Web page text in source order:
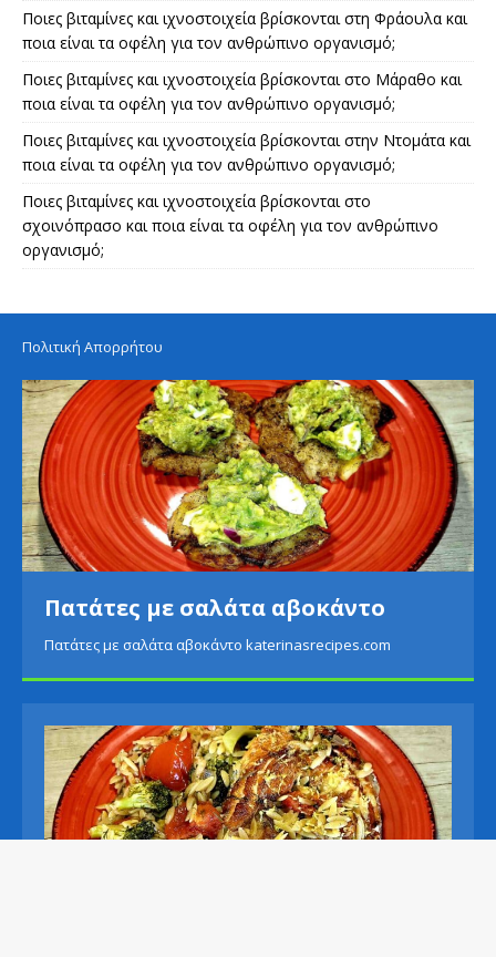
Ποιες βιταμίνες και ιχνοστοιχεία βρίσκονται στη Φράουλα και
ποια είναι τα οφέλη για τον ανθρώπινο οργανισμό;
Ποιες βιταμίνες και ιχνοστοιχεία βρίσκονται στο Μάραθο και
ποια είναι τα οφέλη για τον ανθρώπινο οργανισμό;
Ποιες βιταμίνες και ιχνοστοιχεία βρίσκονται στην Ντομάτα και
ποια είναι τα οφέλη για τον ανθρώπινο οργανισμό;
Ποιες βιταμίνες και ιχνοστοιχεία βρίσκονται στο
σχοινόπρασο και ποια είναι τα οφέλη για τον ανθρώπινο
οργανισμό;
Πολιτική Απορρήτου
Πατάτες με σαλάτα αβοκάντο
Πατάτες με σαλάτα αβοκάντο katerinasrecipes.com